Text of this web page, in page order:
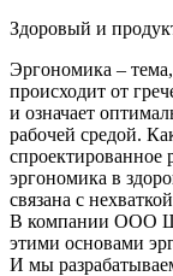
Здоровый и
Эргономика – тема,
происходит от
и означает
рабочей средой.
спроектированное
эргономика в
связана с
В компании ООО
этими основами
И мы